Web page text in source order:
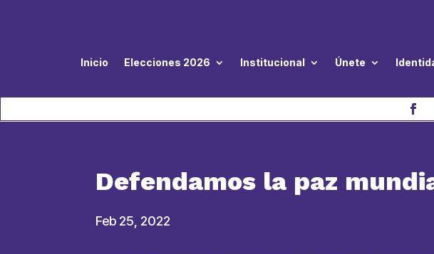
Inicio Elecciones 2026 Institucional Únete
Defendamos la paz
Feb 25, 2022